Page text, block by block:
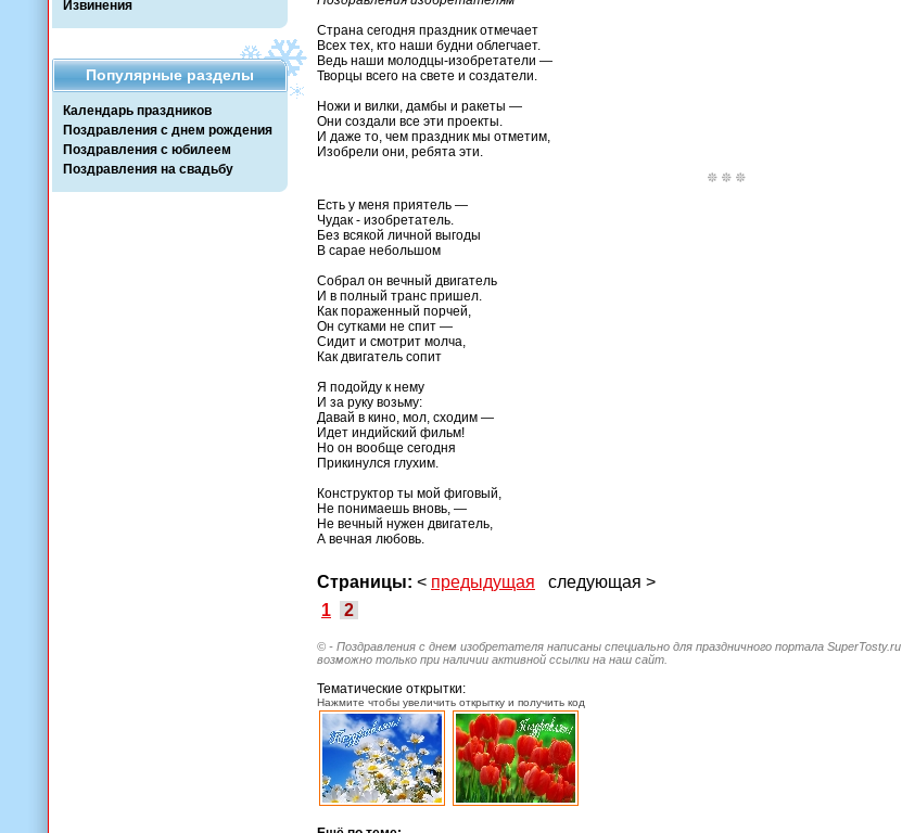
Извинения
Популярные разделы
Календарь праздников
Поздравления с днем рождения
Поздравления с юбилеем
Поздравления на свадьбу
Страна сегодня праздник отмечает
Всех тех, кто наши будни облегчает.
Ведь наши молодцы-изобретатели —
Творцы всего на свете и создатели.
Ножи и вилки, дамбы и ракеты —
Они создали все эти проекты.
И даже то, чем праздник мы отметим,
Изобрели они, ребята эти.
Есть у меня приятель —
Чудак - изобретатель.
Без всякой личной выгоды
В сарае небольшом
Собрал он вечный двигатель
И в полный транс пришел.
Как пораженный порчей,
Он сутками не спит —
Сидит и смотрит молча,
Как двигатель сопит
Я подойду к нему
И за руку возьму:
Давай в кино, мол, сходим —
Идет индийский фильм!
Но он вообще сегодня
Прикинулся глухим.
Конструктор ты мой фиговый,
Не понимаешь вновь, —
Не вечный нужен двигатель,
А вечная любовь.
Страницы: < предыдущая следующая >
1
2
© - Поздравления с днем изобретателя написаны специально для праздничного портала SuperTosty.ru
возможно только при наличии активной ссылки на наш сайт.
Тематические открытки:
Нажмите чтобы увеличить открытку и получить код